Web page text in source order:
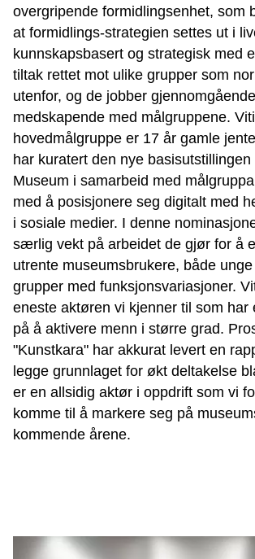
overgripende formidlingsenhet, som
at formidlings-strategien settes ut i
kunnskapsbasert og strategisk med
tiltak rettet mot ulike grupper som
utenfor, og de jobber gjennomgående
medskapende med målgruppene.
hovedmålgruppe er 17 år gamle
har kuratert den nye
Museum i samarbeid med
med å posisjonere seg digitalt med
i sosiale medier. I denne
særlig vekt på arbeidet de gjør for å
utrente museumsbrukere, både
grupper med funksjonsvariasjoner.
eneste aktøren vi kjenner til som
på å aktivere menn i større grad.
"Kunstkara" har akkurat levert en
legge grunnlaget for økt deltakelse
er en allsidig aktør i oppdrift som vi
komme til å markere seg på
kommende årene.